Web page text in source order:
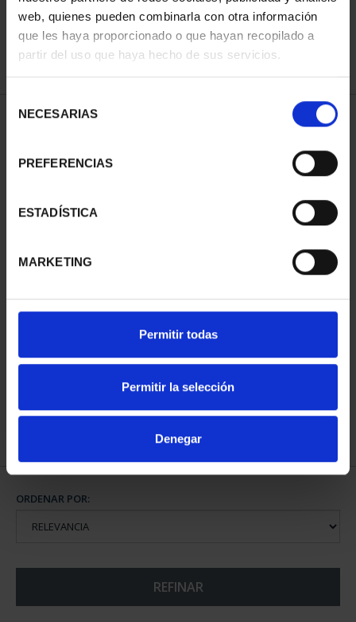
web, quienes pueden combinarla con otra información
que les haya proporcionado o que hayan recopilado a
partir del uso que haya hecho de sus servicios.
NECESARIAS
PREFERENCIAS
ESTADÍSTICA
MARKETING
Permitir todas
Permitir la selección
Denegar
REFINAR
1 Productos encontrados
CAPITALES ESPAÑOLAS
73,00 €
ORDENAR POR:
REFINAR